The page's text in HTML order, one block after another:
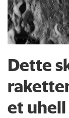
Dette
et uhell